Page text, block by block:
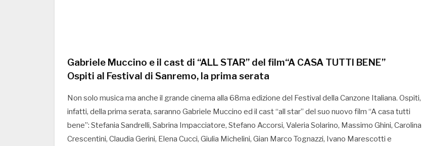
Gabriele Muccino e il cast di “ALL STAR” del film“A CASA TUTTI BENE”
Ospiti al Festival di Sanremo, la prima serata
Non solo musica ma anche il grande cinema alla 68ma edizione del Festival della Canzone Italiana. Ospiti,
infatti, della prima serata, saranno Gabriele Muccino ed il cast “all star” del suo nuovo film “A casa tutti
bene”: Stefania Sandrelli, Sabrina Impacciatore, Stefano Accorsi, Valeria Solarino, Massimo Ghini, Carolina
Crescentini, Claudia Gerini, Elena Cucci, Giulia Michelini, Gian Marco Tognazzi, Ivano Marescotti e